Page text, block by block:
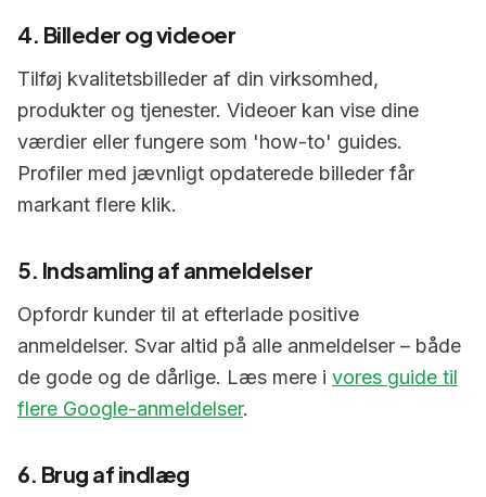
4. Billeder og videoer
Tilføj kvalitetsbilleder af din virksomhed,
produkter og tjenester. Videoer kan vise dine
værdier eller fungere som 'how-to' guides.
Profiler med jævnligt opdaterede billeder får
markant flere klik.
5. Indsamling af anmeldelser
Opfordr kunder til at efterlade positive
anmeldelser. Svar altid på alle anmeldelser – både
de gode og de dårlige. Læs mere i vores guide til
flere Google-anmeldelser.
6. Brug af indlæg